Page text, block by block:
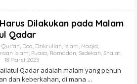
Dilakukan pada Malam
Qadar
Qur'an, Doa, Dzikrullah, Islam, Masjid,
Islam, Puasa, Ramadan, Sedekah, Shalat,
18 Maret 2025Oleh
Soeharyo
Qadar adalah malam yang penuh
dan keberkahan, di mana